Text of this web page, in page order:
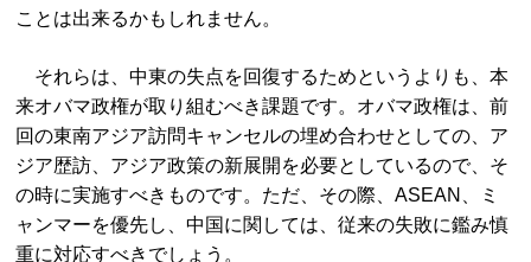
ことは出来るかもしれません。
それらは、中東の失点を回復するためというよりも、本
来オバマ政権が取り組むべき課題です。オバマ政権は、前
回の東南アジア訪問キャンセルの埋め合わせとしての、ア
ジア歴訪、アジア政策の新展開を必要としているので、そ
の時に実施すべきものです。ただ、その際、ASEAN、ミ
ャンマーを優先し、中国に関しては、従来の失敗に鑑み慎
重に対応すべきでしょう。